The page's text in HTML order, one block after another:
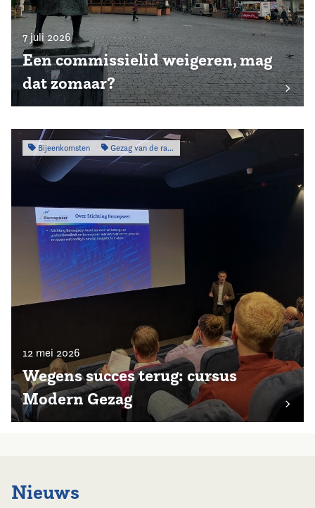
7 juli 2026
Een commissielid weigeren, mag
dat zomaar?
Bijeenkomsten Gezag van de raad
12 mei 2026
Wegens succes terug: cursus
Modern Gezag
Nieuws